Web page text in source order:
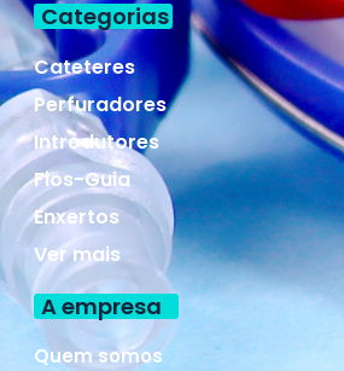
Categorias
Cateteres
Perfuradores
Introdutores
Fios-Guia
Enxertos
Ver mais
A empresa
Quem somos